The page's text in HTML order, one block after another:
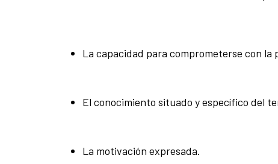
La capacidad para comprometerse con la
El conocimiento situado y específico del
La motivación expresada.